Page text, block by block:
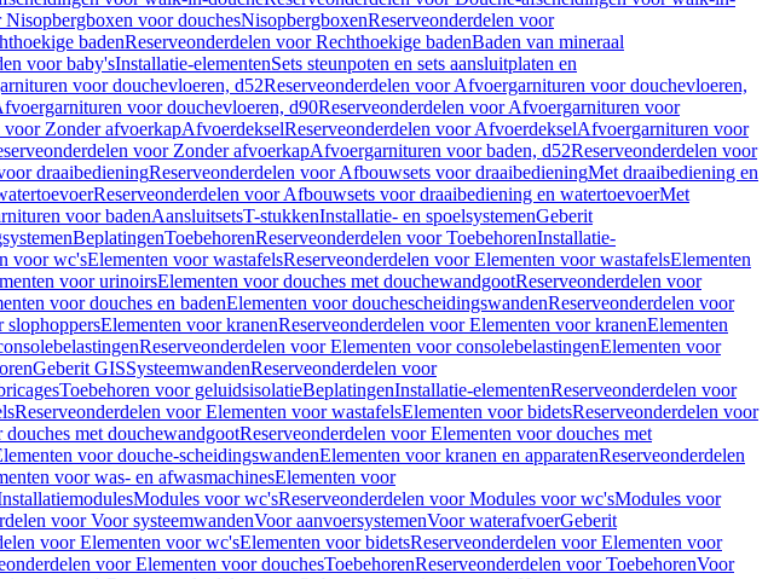
Nisopbergboxen voor douchesNisopbergboxenReserveonderdelen voor
badenReserveonderdelen voor Rechthoekige badenBaden van mineraal
voor baby'sInstallatie-elementenSets steunpoten en sets aansluitplaten en
voor douchevloeren, d52Reserveonderdelen voor Afvoergarnituren voor douchevloeren,
voor douchevloeren, d90Reserveonderdelen voor Afvoergarnituren voor
voor Zonder afvoerkapAfvoerdekselReserveonderdelen voor AfvoerdekselAfvoergarnituren voor
voor Zonder afvoerkapAfvoergarnituren voor baden, d52Reserveonderdelen voor
draaibedieningReserveonderdelen voor Afbouwsets voor draaibedieningMet draaibediening en
Reserveonderdelen voor Afbouwsets voor draaibediening en watertoevoerMet
voor badenAansluitsetsT-stukkenInstallatie- en spoelsystemenGeberit
BeplatingenToebehorenReserveonderdelen voor ToebehorenInstallatie-
voor wc'sElementen voor wastafelsReserveonderdelen voor Elementen voor wastafelsElementen
voor urinoirsElementen voor douches met douchewandgootReserveonderdelen voor
voor douches en badenElementen voor douchescheidingswandenReserveonderdelen voor
slophoppersElementen voor kranenReserveonderdelen voor Elementen voor kranenElementen
Reserveonderdelen voor Elementen voor consolebelastingenElementen voor
Geberit GISSysteemwandenReserveonderdelen voor
Toebehoren voor geluidsisolatieBeplatingenInstallatie-elementenReserveonderdelen voor
Reserveonderdelen voor Elementen voor wastafelsElementen voor bidetsReserveonderdelen voor
douches met douchewandgootReserveonderdelen voor Elementen voor douches met
voor douche-scheidingswandenElementen voor kranen en apparatenReserveonderdelen
voor was- en afwasmachinesElementen voor
Modules voor wc'sReserveonderdelen voor Modules voor wc'sModules voor
voor Voor systeemwandenVoor aanvoersystemenVoor waterafvoerGeberit
voor Elementen voor wc'sElementen voor bidetsReserveonderdelen voor Elementen voor
voor Elementen voor douchesToebehorenReserveonderdelen voor ToebehorenVoor